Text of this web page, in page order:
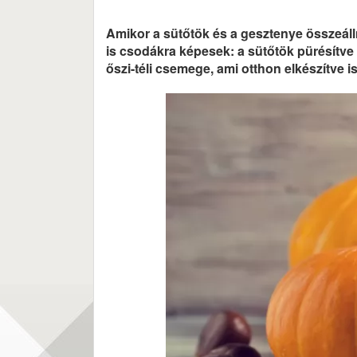
Amikor a sütőtök és a gesztenye
is csodákra képesek: a sütőtök
őszi-téli csemege, ami otthon elkészítve